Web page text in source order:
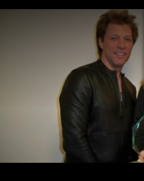
News Musik
Pressefotos 2024